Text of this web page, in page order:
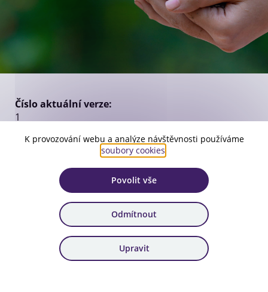
Číslo aktuální verze:
1
Platnost:
100. výzva
Stáhnout dokument
K provozování webu a analýze návštěvnosti používáme
soubory cookies
Povolit vše
Odmítnout
Upravit